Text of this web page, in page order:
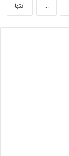
... انتها